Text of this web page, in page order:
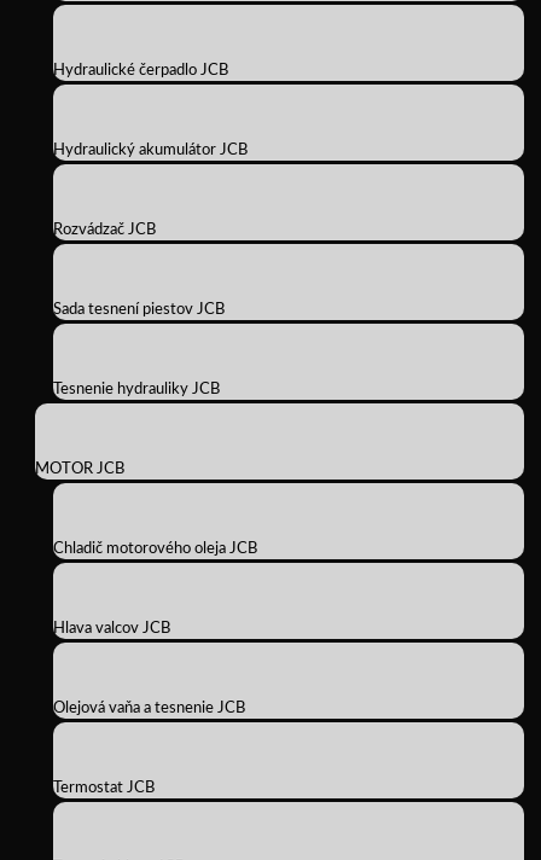
Hydraulické čerpadlo JCB
Hydraulický akumulátor JCB
Rozvádzač JCB
Sada tesnení piestov JCB
Tesnenie hydrauliky JCB
MOTOR JCB
Chladič motorového oleja JCB
Hlava valcov JCB
Olejová vaňa a tesnenie JCB
Termostat JCB